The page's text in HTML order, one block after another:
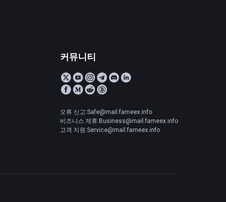
커뮤니티
오류 신고:Safe@mail.fameex.info
비즈니스 제휴:Business@mail.fameex.info
고객 지원:Service@mail.fameex.info